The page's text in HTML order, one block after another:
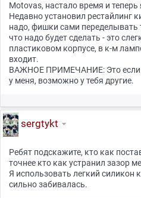
Motovas, настало время и
Недавно установил рестайлинг
надо, фишки сами переделывать
что надо будет сделать - это
пластиковом корпусе, в к-м
входит.
ВАЖНОЕ ПРИМЕЧАНИЕ: Это если
у меня, возможно у тебя другие.
sergtykt
Ребят подскажите, кто как
точнее кто как устранил зазор
Я использовать легкий силикон
сильно забивалась.